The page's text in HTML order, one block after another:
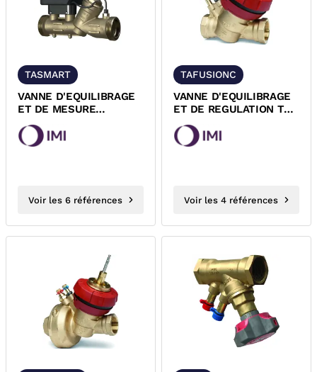
TASMART
VANNE D'EQUILIBRAGE
ET DE MESURE
CONNECTEE LAITON
PN25 TA-SMART IMI
Voir les 6 références
TAFUSIONC
VANNE D'EQUILIBRAGE
ET DE REGULATION TA-
FUSION-C IMI
Voir les 4 références